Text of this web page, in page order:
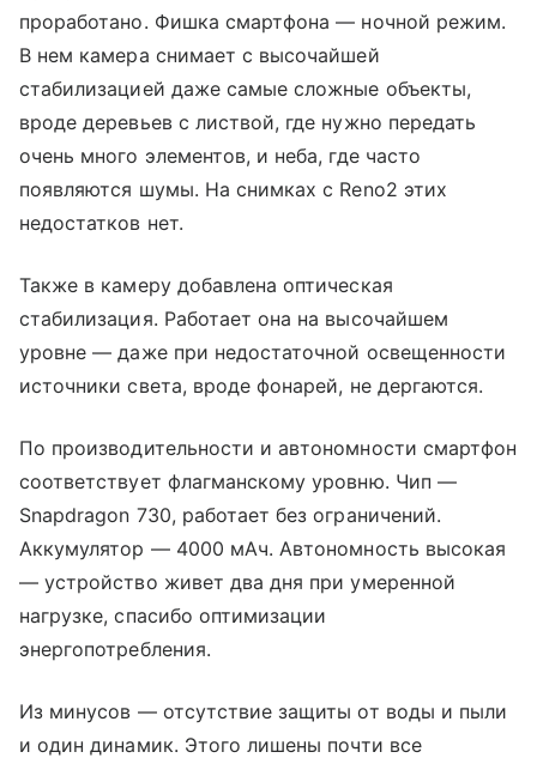
проработано. Фишка смартфона — ночной режим.
В нем камера снимает с высочайшей
стабилизацией даже самые сложные объекты,
вроде деревьев с листвой, где нужно передать
очень много элементов, и неба, где часто
появляются шумы. На снимках с Reno2 этих
недостатков нет.
Также в камеру добавлена оптическая
стабилизация. Работает она на высочайшем
уровне — даже при недостаточной освещенности
источники света, вроде фонарей, не дергаются.
По производительности и автономности смартфон
соответствует флагманскому уровню. Чип —
Snapdragon 730, работает без ограничений.
Аккумулятор — 4000 мАч. Автономность высокая
— устройство живет два дня при умеренной
нагрузке, спасибо оптимизации
энергопотребления.
Из минусов — отсутствие защиты от воды и пыли
и один динамик. Этого лишены почти все